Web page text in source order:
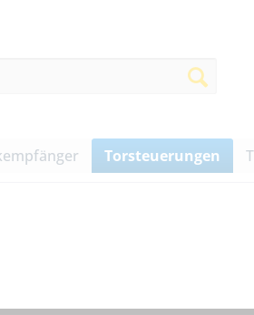
Torsteuerungen